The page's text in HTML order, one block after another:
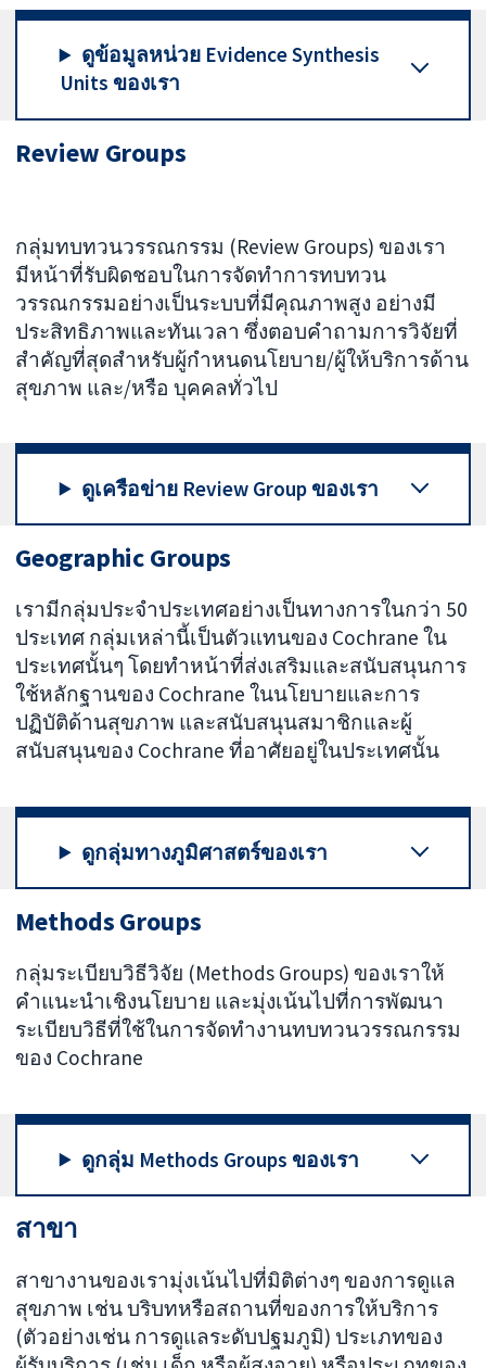
ดูข้อมูลหน่วย Evidence Synthesis
Units ของเรา
Review Groups
กลุ่มทบทวนวรรณกรรม (Review Groups) ของเรา
มีหน้าที่รับผิดชอบในการจัดทำการทบทวน
วรรณกรรมอย่างเป็นระบบที่มีคุณภาพสูง อย่างมี
ประสิทธิภาพและทันเวลา ซึ่งตอบคำถามการวิจัยที่
สำคัญที่สุดสำหรับผู้กำหนดนโยบาย/ผู้ให้บริการด้าน
สุขภาพ และ/หรือ บุคคลทั่วไป
ดูเครือข่าย Review Group ของเรา
Geographic Groups
เรามีกลุ่มประจำประเทศอย่างเป็นทางการในกว่า 50
ประเทศ กลุ่มเหล่านี้เป็นตัวแทนของ Cochrane ใน
ประเทศนั้นๆ โดยทำหน้าที่ส่งเสริมและสนับสนุนการ
ใช้หลักฐานของ Cochrane ในนโยบายและการ
ปฏิบัติด้านสุขภาพ และสนับสนุนสมาชิกและผู้
สนับสนุนของ Cochrane ที่อาศัยอยู่ในประเทศนั้น
ดูกลุ่มทางภูมิศาสตร์ของเรา
Methods Groups
กลุ่มระเบียบวิธีวิจัย (Methods Groups) ของเราให้
คำแนะนำเชิงนโยบาย และมุ่งเน้นไปที่การพัฒนา
ระเบียบวิธีที่ใช้ในการจัดทำงานทบทวนวรรณกรรม
ของ Cochrane
ดูกลุ่ม Methods Groups ของเรา
สาขา
สาขางานของเรามุ่งเน้นไปที่มิติต่างๆ ของการดูแล
สุขภาพ เช่น บริบทหรือสถานที่ของการให้บริการ
(ตัวอย่างเช่น การดูแลระดับปฐมภูมิ) ประเภทของ